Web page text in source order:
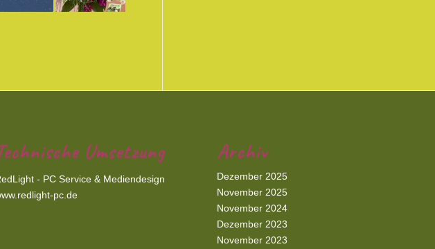
Umsetzung
- PC Service & Mediendesign
pc.de
Archiv
Dezember 2025
November 2025
November 2024
Dezember 2023
November 2023